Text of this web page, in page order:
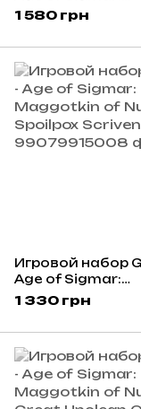
Maggotkin of
Feculent
1 580 грн
Игровой набор
Age of Sigmar:
Maggotkin of
Spoilpox Scrivener
1 330 грн